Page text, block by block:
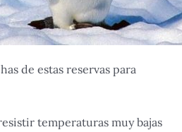
de estas reservas para
temperaturas muy bajas